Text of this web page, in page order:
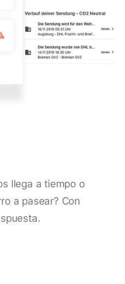
llega a tiempo o
a pasear? Con